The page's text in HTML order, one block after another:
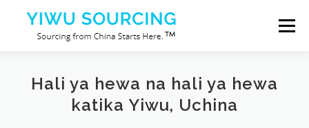
Skip to content
Menu
Huduma Mji wa Yiwu Blog Kuhusu sisi
Hali ya hewa na hali ya hewa
katika Yiwu, Uchina